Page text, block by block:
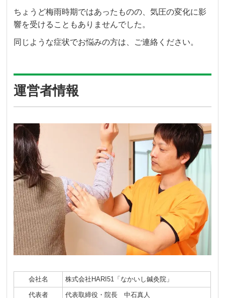
ちょうど梅雨時期ではあったものの、気圧の変化に影
響を受けることもありませんでした。
同じような症状でお悩みの方は、ご連絡ください。
運営者情報
会社名 株式会社HARI51「なかいし鍼灸院」
代表者 代表取締役・院長 中石真人